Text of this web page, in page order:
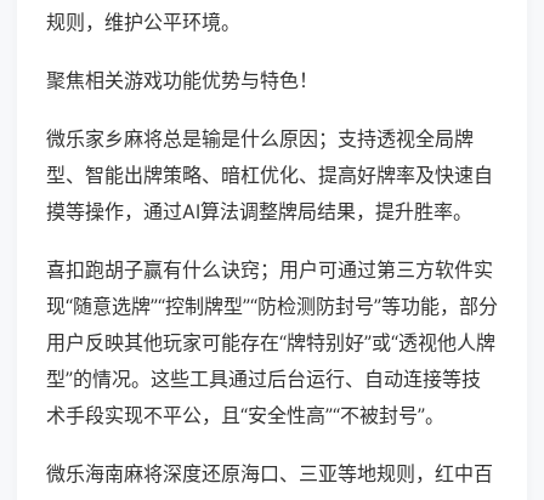
规则，维护公平环境。
聚焦相关游戏功能优势与特色！
微乐家乡麻将总是输是什么原因；支持透视全局牌
型、智能出牌策略、暗杠优化、提高好牌率及快速自
摸等操作，通过AI算法调整牌局结果，提升胜率。
喜扣跑胡子赢有什么诀窍；用户可通过第三方软件实
现“随意选牌”“控制牌型”“防检测防封号”等功能，部分
用户反映其他玩家可能存在“牌特别好”或“透视他人牌
型”的情况。这些工具通过后台运行、自动连接等技
术手段实现不平公，且“安全性高”“不被封号”。
微乐海南麻将深度还原海口、三亚等地规则，红中百